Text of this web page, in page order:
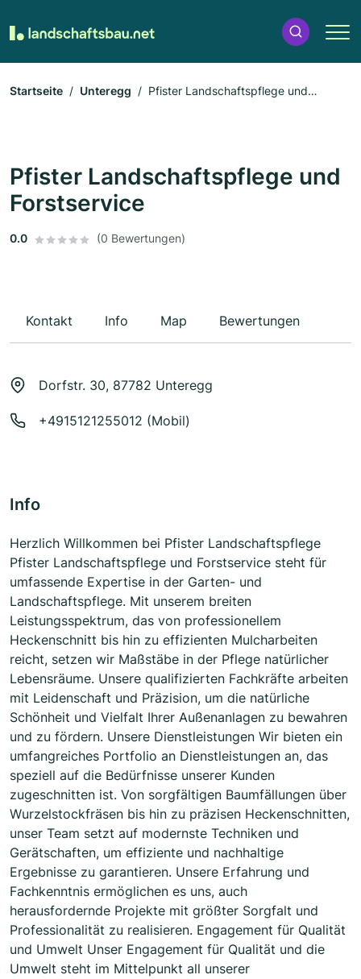
Startseite Unteregg
Pfister Landschaftspflege und
Pfister Landschaftspflege und
Forstservice
0.0 (0 Bewertungen)
Kontakt Info Map Bewertungen
Dorfstr. 30, 87782 Unteregg
+4915121255012 (Mobil)
Info
Herzlich Willkommen bei Pfister Landschaftspflege
Pfister Landschaftspflege und Forstservice steht für
umfassende Expertise in der Garten- und
Landschaftspflege. Mit unserem breiten
Leistungsspektrum, das von professionellem
Heckenschnitt bis hin zu effizienten Mulcharbeiten
reicht, setzen wir Maßstäbe in der Pflege natürlicher
Lebensräume. Unsere qualifizierten Fachkräfte arbeiten
mit Leidenschaft und Präzision, um die natürliche
Schönheit und Vielfalt Ihrer Außenanlagen zu bewahren
und zu fördern. Unsere Dienstleistungen Wir bieten ein
umfangreiches Portfolio an Dienstleistungen an, das
speziell auf die Bedürfnisse unserer Kunden
zugeschnitten ist. Von sorgfältigen Baumfällungen über
Wurzelstockfräsen bis hin zu präzisen Heckenschnitten,
unser Team setzt auf modernste Techniken und
Gerätschaften, um effiziente und nachhaltige
Ergebnisse zu garantieren. Unsere Erfahrung und
Fachkenntnis ermöglichen es uns, auch
herausfordernde Projekte mit größter Sorgfalt und
Professionalität zu realisieren. Engagement für Qualität
und Umwelt Unser Engagement für Qualität und die
Umwelt steht im Mittelpunkt all unserer